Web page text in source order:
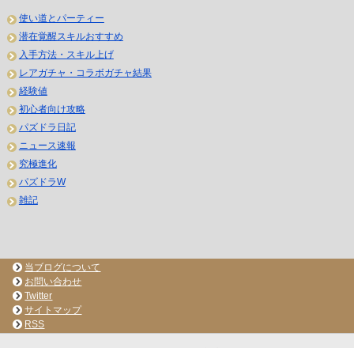
使い道とパーティー
潜在覚醒スキルおすすめ
入手方法・スキル上げ
レアガチャ・コラボガチャ結果
経験値
初心者向け攻略
パズドラ日記
ニュース速報
究極進化
パズドラW
雑記
当ブログについて
お問い合わせ
Twitter
サイトマップ
RSS